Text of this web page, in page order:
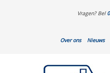
Vragen? Bel
Over ons Nieuws